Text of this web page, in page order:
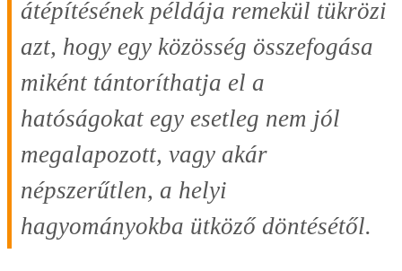
átépítésének példája remekül tükrözi
azt, hogy egy közösség összefogása
miként tántoríthatja el a
hatóságokat egy esetleg nem jól
megalapozott, vagy akár
népszerűtlen, a helyi
hagyományokba ütköző döntésétől.